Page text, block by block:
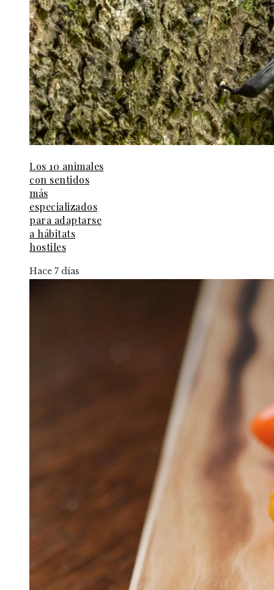
Los 10 animales
con sentidos
más
especializados
para adaptarse
a hábitats
hostiles
Hace 7 días